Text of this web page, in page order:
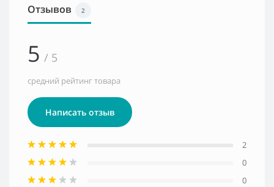
Отзывов 2
5 / 5
средний рейтинг товара
Написать отзыв
2
0
0